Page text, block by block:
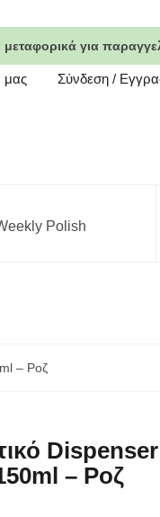
για
μας Σύνδεση /
Polish
– Ροζ
Dispenser
– Ροζ